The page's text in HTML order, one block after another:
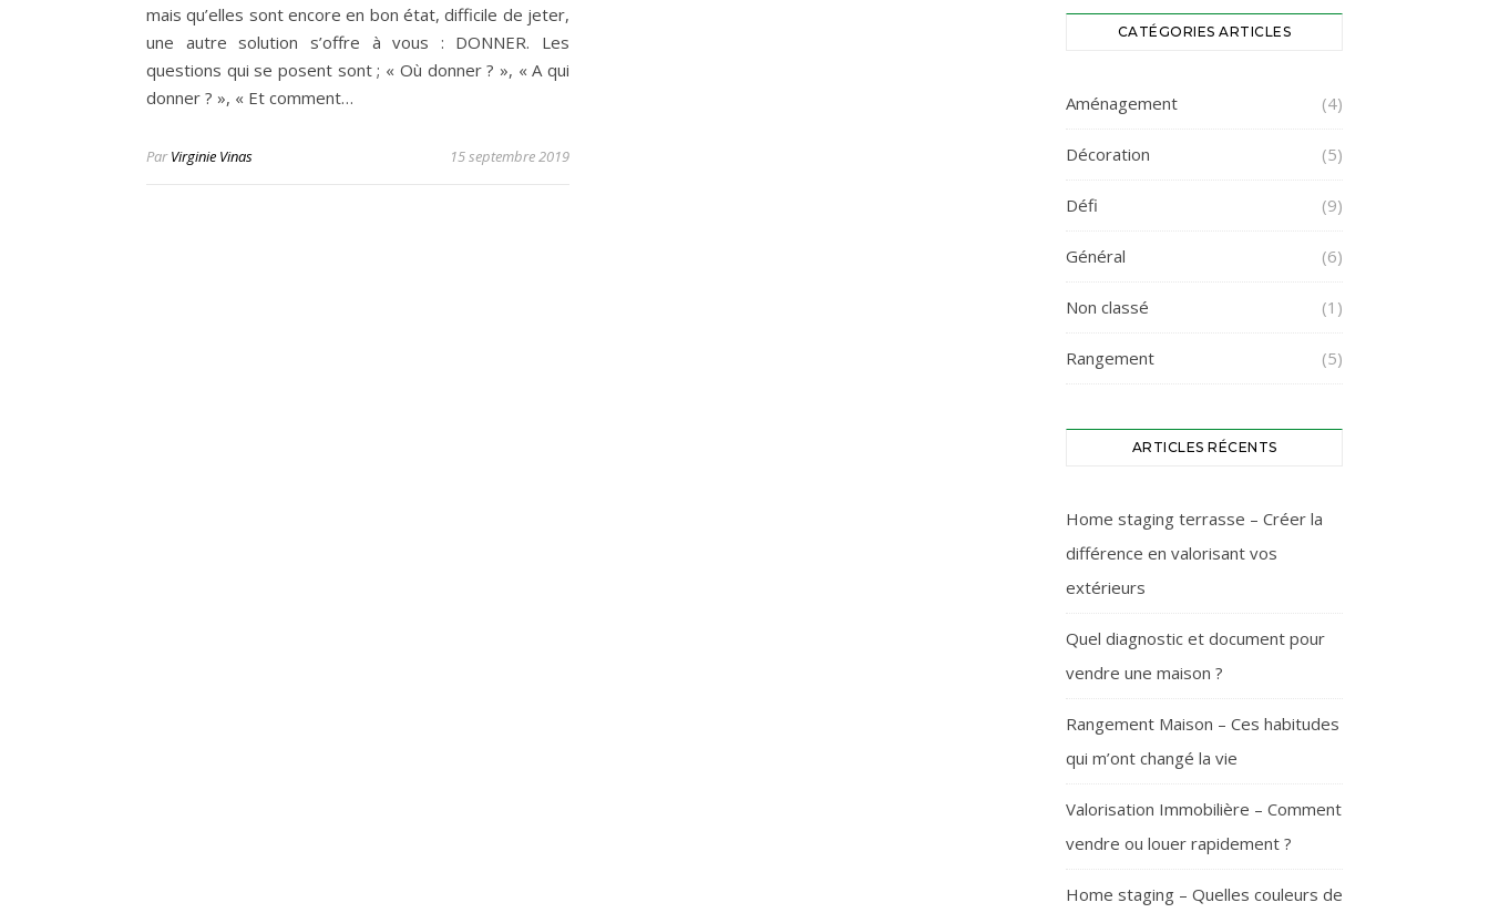
mais qu’elles sont encore en bon état, difficile de jeter,
une autre solution s’offre à vous : DONNER. Les
questions qui se posent sont ; « Où donner ? », « A qui
donner ? », « Et comment…
ParVirginie Vinas 15 septembre 2019
CATÉGORIES ARTICLES
Aménagement (4)
Décoration (5)
Défi (9)
Général (6)
Non classé (1)
Rangement (5)
ARTICLES RÉCENTS
Home staging terrasse – Créer la
différence en valorisant vos
extérieurs
Quel diagnostic et document pour
vendre une maison ?
Rangement Maison – Ces habitudes
qui m’ont changé la vie
Valorisation Immobilière – Comment
vendre ou louer rapidement ?
Home staging – Quelles couleurs de